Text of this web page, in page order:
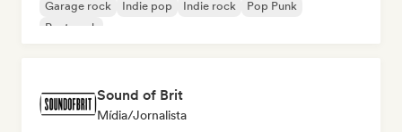
Garage rock
Indie pop Indie rock
Pop Punk
Post punk
Sound of Brit
Mídia/Jornalista